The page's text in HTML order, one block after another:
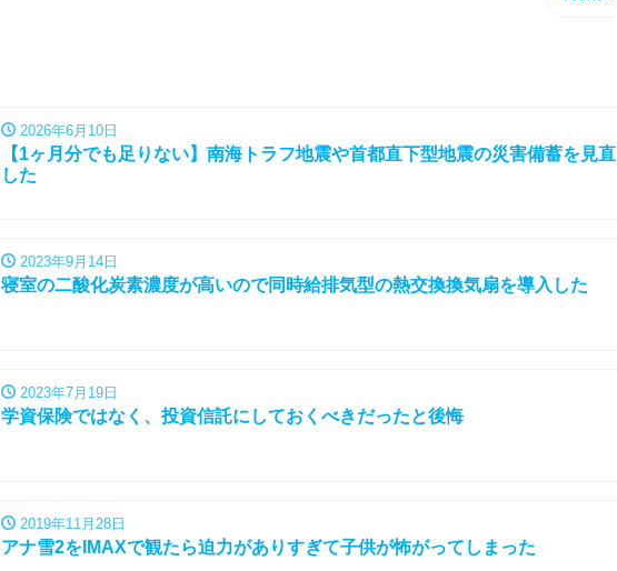
2026年6月10日
【1ヶ月分でも足りない】南海トラフ地震や首都直下型地震の災害備蓄を見直
した
2023年9月14日
寝室の二酸化炭素濃度が高いので同時給排気型の熱交換換気扇を導入した
2023年7月19日
学資保険ではなく、投資信託にしておくべきだったと後悔
2019年11月28日
アナ雪2をIMAXで観たら迫力がありすぎて子供が怖がってしまった